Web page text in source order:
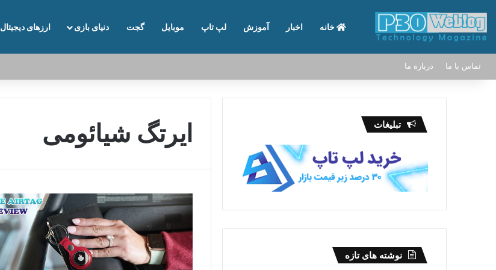
خانه اخبار آموزش لپ تاپ موبایل گجت دنیای بازی ارزهای دیجیتال
تماس با ما درباره ما
ایرتگ شیائومی تبلیغات
نوشته های تازه